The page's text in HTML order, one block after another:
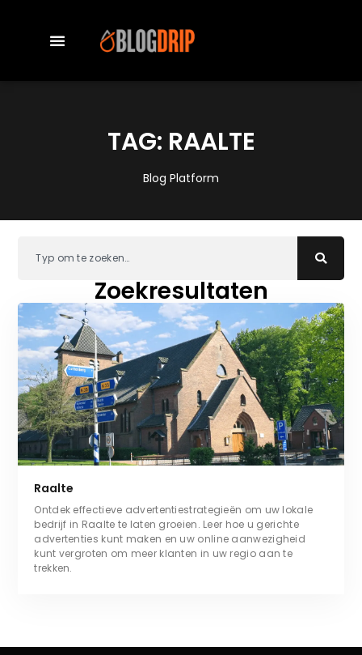
TAG: RAALTE
Blog Platform
Zoekresultaten
Raalte
Ontdek effectieve advertentiestrategieën om uw lokale
bedrijf in Raalte te laten groeien. Leer hoe u gerichte
advertenties kunt maken en uw online aanwezigheid
kunt vergroten om meer klanten in uw regio aan te
trekken.